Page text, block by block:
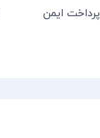
پرداخت ایمن